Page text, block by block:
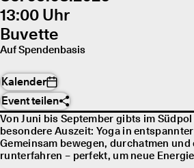
13:00 Uhr
Buvette
Auf Spendenbasis
Kalender
Event teilen
Von Juni bis September gibts im
besondere Auszeit: Yoga in
Gemeinsam bewegen, durchatmen und
runterfahren – perfekt, um neue